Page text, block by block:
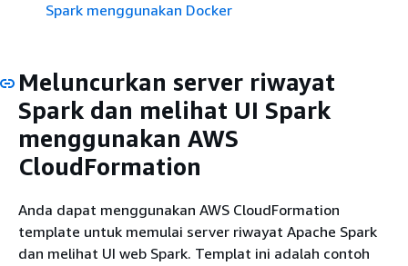
Spark menggunakan Docker
Meluncurkan server riwayat
Spark dan melihat UI Spark
menggunakan AWS
CloudFormation
Anda dapat menggunakan AWS CloudFormation
template untuk memulai server riwayat Apache Spark
dan melihat UI web Spark. Templat ini adalah contoh